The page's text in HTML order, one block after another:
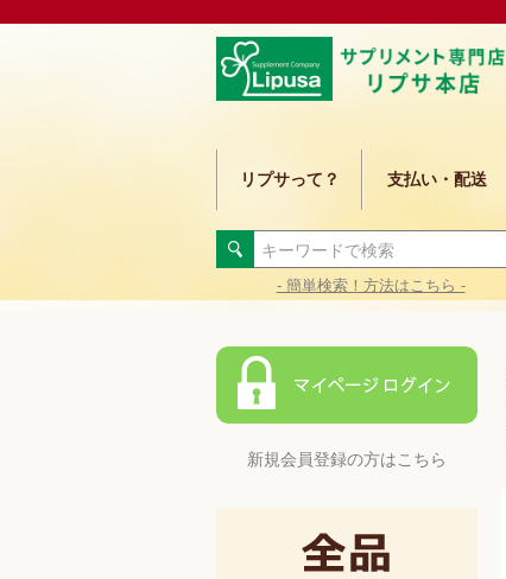
リプサって？ 支払い・配送
- 簡単検索！方法はこちら -
新規会員登録の方はこちら